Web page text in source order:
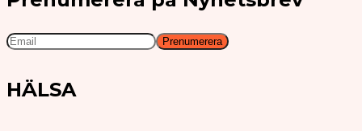
HÄLSA